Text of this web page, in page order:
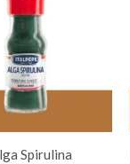
Spirulina